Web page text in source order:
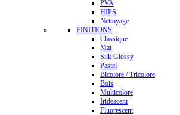
PVA
HIPS
Nettoyage
FINITIONS
Classique
Mat
Silk Glossy
Pastel
Bicolore / Tricolore
Bois
Multicolore
Iridescent
Fluorescent